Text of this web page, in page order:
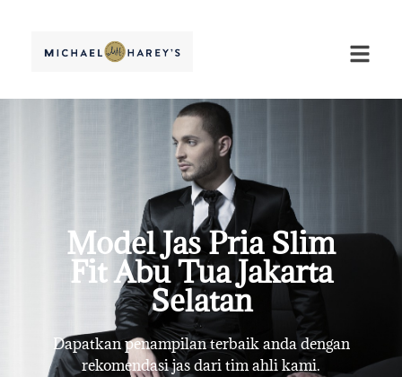
Model Jas Pria Slim
Fit Abu Tua Jakarta
Selatan
Dapatkan penampilan terbaik anda dengan
rekomendasi jas dari tim ahli kami.